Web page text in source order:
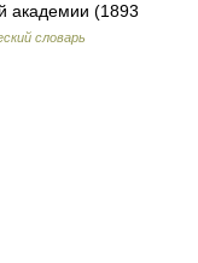
академии (1893
словарь